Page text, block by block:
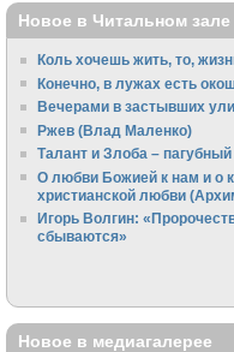
Новое в Читальном зале
Коль хочешь жить, то,
Конечно, в лужах есть
Вечерами в застывших
Ржев (Влад Маленко)
Талант и Злоба –
О любви Божией к нам и о
христианской любви
Игорь Волгин:
сбываются»
Новое в медиагалерее